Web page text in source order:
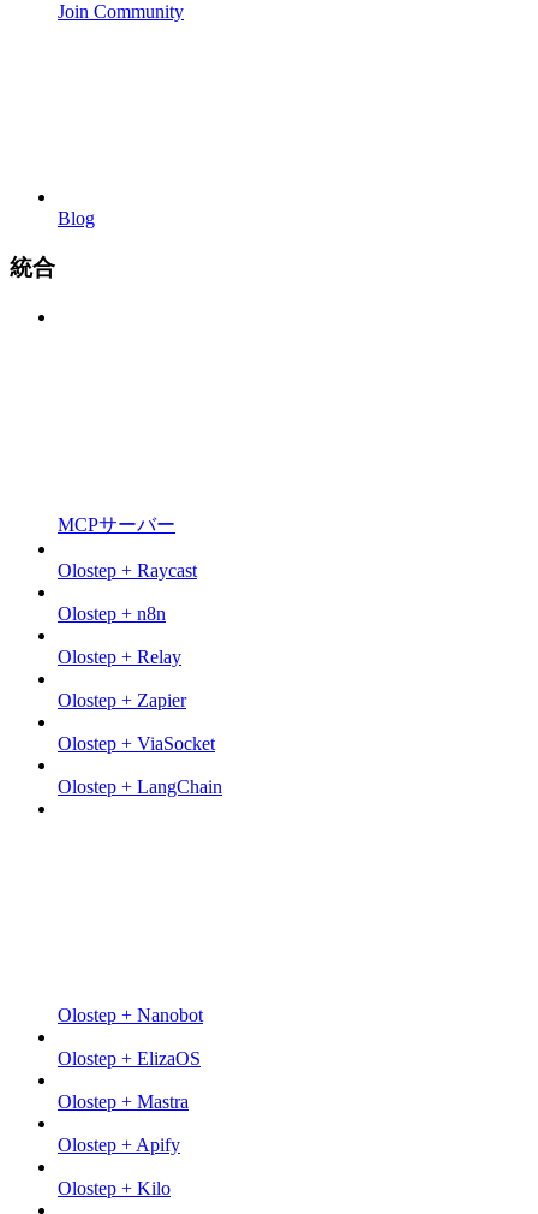
Join Community
Blog
統合
MCPサーバー
Olostep + Raycast
Olostep + n8n
Olostep + Relay
Olostep + Zapier
Olostep + ViaSocket
Olostep + LangChain
Olostep + Nanobot
Olostep + ElizaOS
Olostep + Mastra
Olostep + Apify
Olostep + Kilo